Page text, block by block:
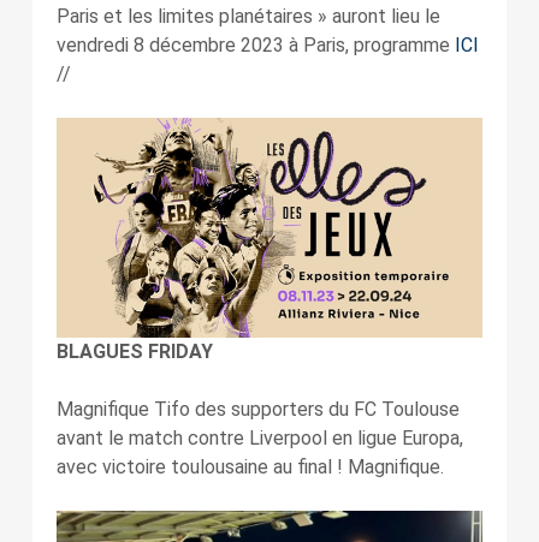
Paris et les limites planétaires » auront lieu le
vendredi 8 décembre 2023 à Paris, programme ICI
//
BLAGUES FRIDAY
Magnifique Tifo des supporters du FC Toulouse
avant le match contre Liverpool en ligue Europa,
avec victoire toulousaine au final ! Magnifique.